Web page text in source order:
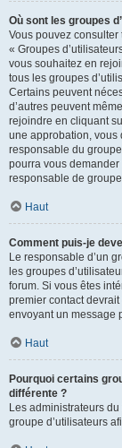
Où sont les groupes
Vous pouvez
« Groupes
vous souhaitez en
tous les groupes
Certains peuvent
d’autres peuvent
rejoindre en cliquant
une approbation, vous
responsable du
pourra vous
responsable de
Haut
Comment puis-je
Le responsable d’un
les groupes
forum. Si vous êtes
premier contact
envoyant un message
Haut
Pourquoi certains
différente ?
Les administrateurs
groupe d’utilisateurs